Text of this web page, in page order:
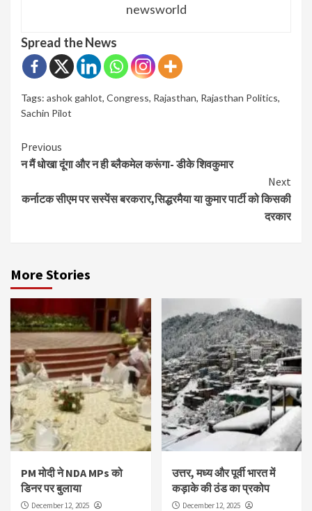
newsworld
Spread the News
Tags: ashok gahlot, Congress, Rajasthan, Rajasthan Politics,
Sachin Pilot
Continue
Reading
Previous
न मैं धोखा दूंगा और न ही ब्लैकमेल करूंगा- डीके शिवकुमार
Next
कर्नाटक सीएम पर सस्पेंस बरकरार,सिद्धरमैया या कुमार पार्टी को किसकी
दरकार
More Stories
PM मोदी ने NDA MPs को
डिनर पर बुलाया
December 12, 2025
उत्तर, मध्य और पूर्वी भारत में
कड़ाके की ठंड का प्रकोप
December 12, 2025